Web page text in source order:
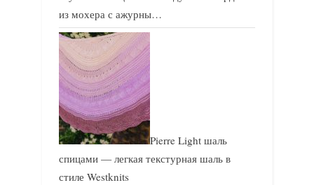
из мохера с ажурны…
Pierre Light шаль
спицами — легкая текстурная шаль в
стиле Westknits